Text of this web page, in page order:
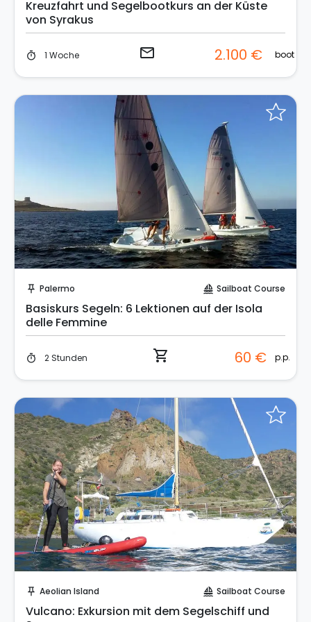
Kreuzfahrt und Segelbootkurs an der Küste
von Syrakus
timer 1 Woche email 2.100 € boot
push_pin Palermo sailing Sailboat Course
Basiskurs Segeln: 6 Lektionen auf der Isola
delle Femmine
timer 2 Stunden shopping_cart 60 € p.p.
push_pin Aeolian Island sailing Sailboat Course
Vulcano: Exkursion mit dem Segelschiff und